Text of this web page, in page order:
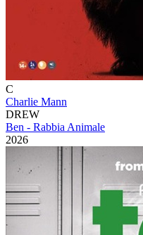
C
Charlie Mann
DREW
Ben - Rabbia Animale
2026